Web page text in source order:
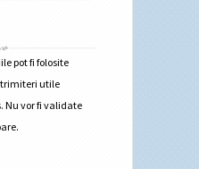
pot fi folosite
utile
Nu vor fi validate